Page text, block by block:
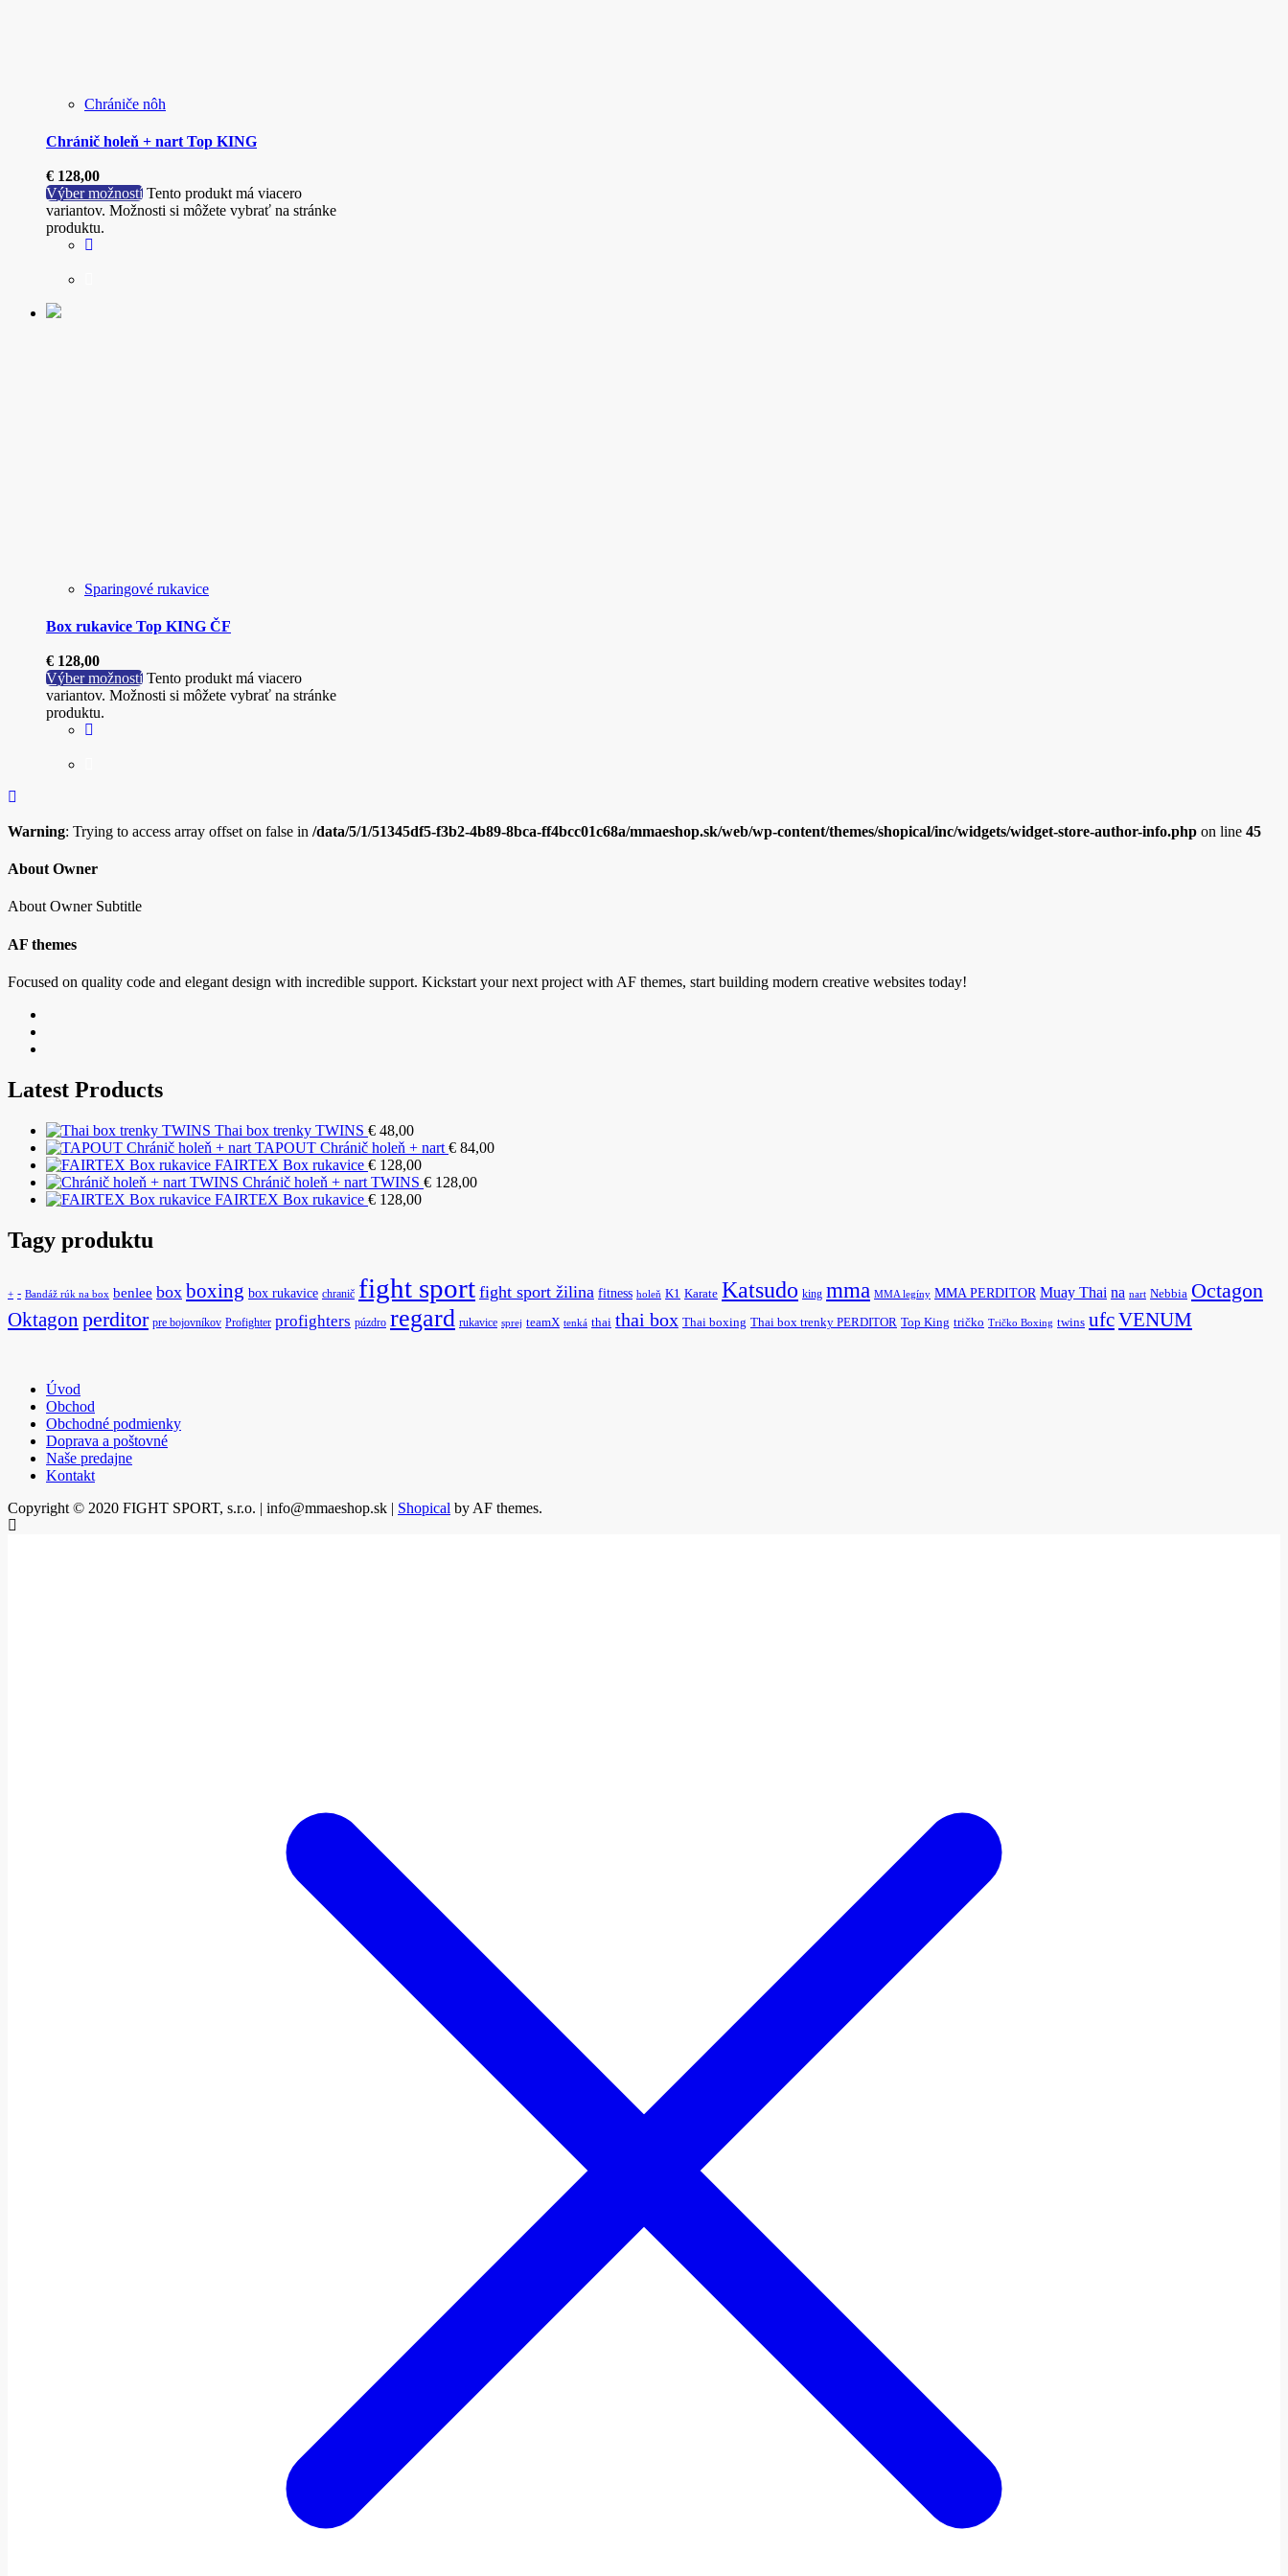
Chrániče nôh
Chránič holeň + nart Top KING
€ 128,00
Výber možností Tento produkt má viacero
variantov. Možnosti si môžete vybrať na stránke
produktu.
Sparingové rukavice
Box rukavice Top KING ČF
€ 128,00
Výber možností Tento produkt má viacero
variantov. Možnosti si môžete vybrať na stránke
produktu.
Warning: Trying to access array offset on false in /data/5/1/51345df5-f3b2-4b89-8bca-ff4bcc01c68a/mmaeshop.sk/web/wp-content/themes/shopical/inc/widgets/widget-store-author-info.php on line 45
About Owner
About Owner Subtitle
AF themes
Focused on quality code and elegant design with incredible support. Kickstart your next project with AF themes, start building modern creative websites today!
Latest Products
Thai box trenky TWINS € 48,00
TAPOUT Chránič holeň + nart € 84,00
FAIRTEX Box rukavice € 128,00
Chránič holeň + nart TWINS € 128,00
FAIRTEX Box rukavice € 128,00
Tagy produktu
+ - Bandáž rúk na box benlee box boxing box rukavice chranič fight sport fight sport žilina fitness holeň K1 Karate Katsudo king mma MMA legíny MMA PERDITOR Muay Thai na nart Nebbia Octagon
Oktagon perditor pre bojovníkov Profighter profighters púzdro regard rukavice sprej teamX tenká thai thai box Thai boxing Thai box trenky PERDITOR Top King tričko Tričko Boxing twins ufcVENUM
Úvod
Obchod
Obchodné podmienky
Doprava a poštovné
Naše predajne
Kontakt
Copyright © 2020 FIGHT SPORT, s.r.o. | info@mmaeshop.sk | Shopical by AF themes.